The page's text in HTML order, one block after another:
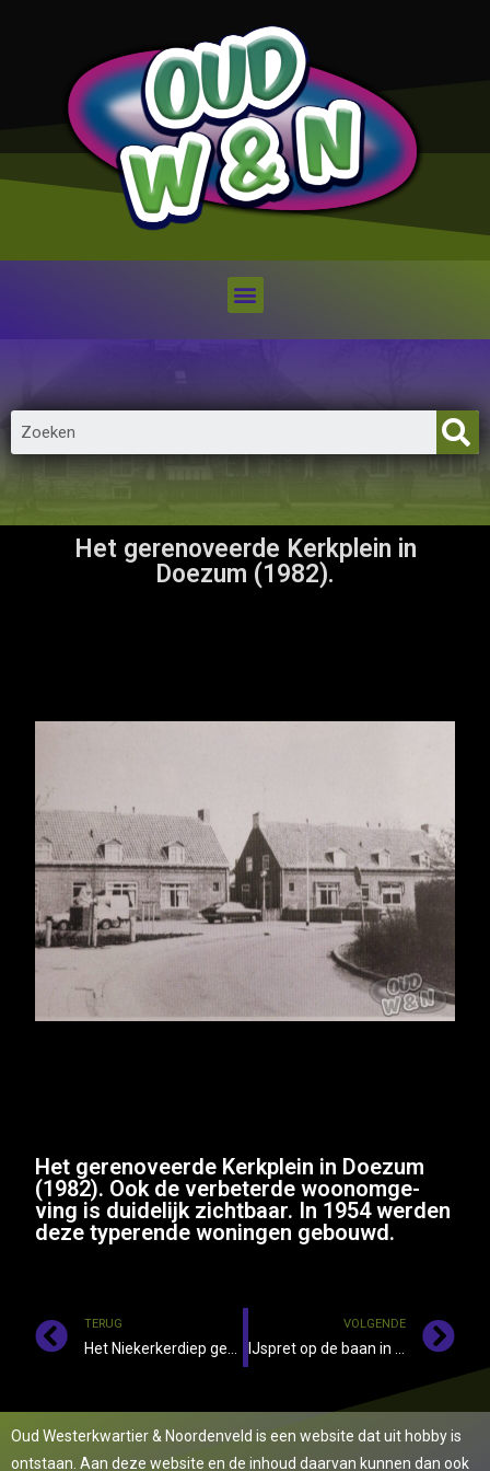
Het gerenoveerde Kerkplein in
Doezum (1982).
Het gerenoveerde Kerkplein in Doezum
(1982). Ook de verbeterde woonomge-
ving is duidelijk zichtbaar. In 1954 werden
deze typerende woningen gebouwd.
TERUG VOLGENDE
Oud Westerkwartier & Noordenveld is een website dat uit hobby is
ontstaan. Aan deze website en de inhoud daarvan kunnen dan ook